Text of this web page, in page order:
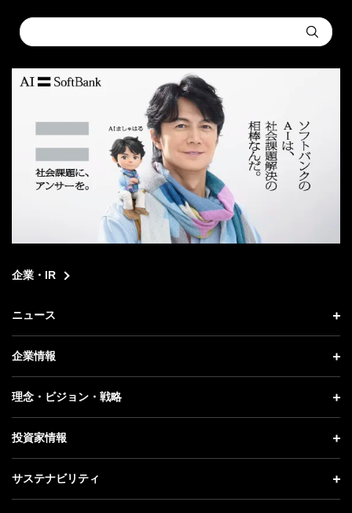
Conduct
a
Submit
企業・IR
ニュース
ニュース トップ
プレスリリース
更新情報
記者説明会
企業情報
企業情報 トップ
社長メッセージ
事業紹介
理念・ビジョン・戦略
理念・ビジョン・戦略 トップ
成長戦略「Activate AI for Society」
投資家情報
投資家情報 トップ
経営方針
サステナビリティ